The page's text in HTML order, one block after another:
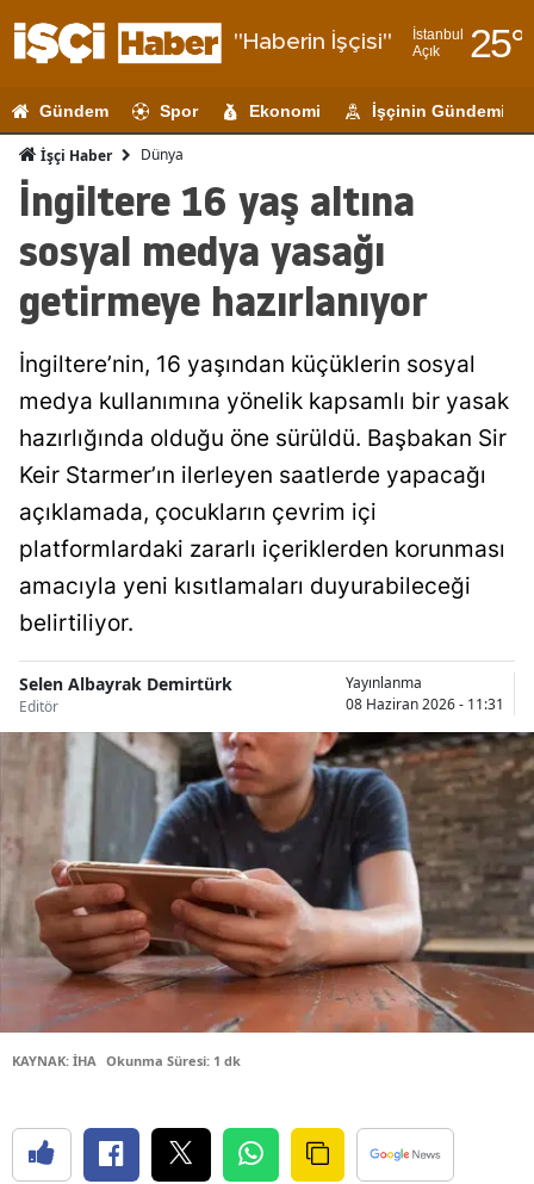
"Haberin İşçisi"
İstanbul
Açık
25°
Adıyaman
Antalya
Artvin
Aydın
Bilecik
Bitlis
Bolu
Burdur
Bursa
Çanakkale
Çankırı
Çorum
Denizli
Elazığ
Gündem Spor Ekonomi İşçinin Gündemi
İşçi Haber Dünya
İngiltere 16 yaş altına
sosyal medya yasağı
getirmeye hazırlanıyor
İngiltere’nin, 16 yaşından küçüklerin sosyal
medya kullanımına yönelik kapsamlı bir yasak
hazırlığında olduğu öne sürüldü. Başbakan Sir
Keir Starmer’ın ilerleyen saatlerde yapacağı
açıklamada, çocukların çevrim içi
platformlardaki zararlı içeriklerden korunması
amacıyla yeni kısıtlamaları duyurabileceği
belirtiliyor.
Selen Albayrak Demirtürk
Editör
Yayınlanma
08 Haziran 2026 - 11:31
KAYNAK: İHA Okunma Süresi: 1 dk